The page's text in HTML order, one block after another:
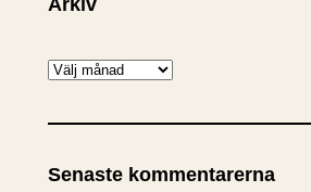
A
k
v
Senaste kommentarerna